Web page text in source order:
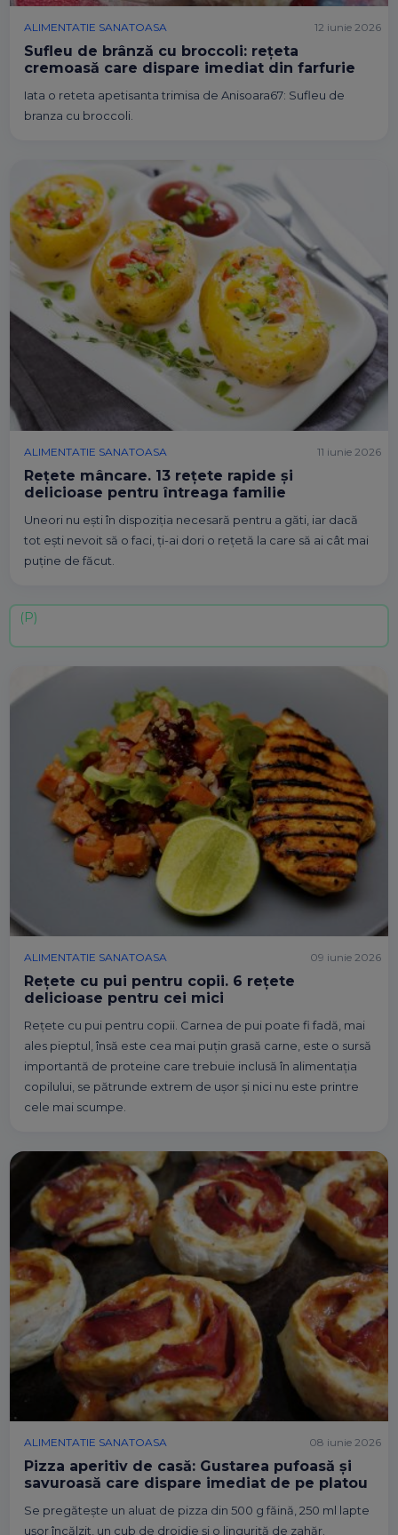
ALIMENTATIE SANATOASA
Sufleu de brânză cu broccoli: rețeta
cremoasă care dispare imediat din farfurie
Iata o reteta apetisanta trimisa de Anisoara67: Sufleu de
branza cu broccoli.
12 iunie 2026
ALIMENTATIE SANATOASA
Rețete mâncare. 13 rețete rapide și
delicioase pentru întreaga familie
Uneori nu ești în dispoziția necesară pentru a găti, iar dacă
tot ești nevoit să o faci, ți-ai dori o rețetă la care să ai cât mai
puține de făcut.
11 iunie 2026
ALIMENTATIE SANATOASA
Rețete cu pui pentru copii. 6 rețete
delicioase pentru cei mici
Rețete cu pui pentru copii. Carnea de pui poate fi fadă, mai
ales pieptul, însă este cea mai puțin grasă carne, este o sursă
importantă de proteine care trebuie inclusă în alimentația
copilului, se pătrunde extrem de ușor și nici nu este printre
cele mai scumpe.
09 iunie 2026
ALIMENTATIE SANATOASA
Pizza aperitiv de casă: Gustarea pufoasă și
savuroasă care dispare imediat de pe platou
Se pregătește un aluat de pizza din 500 g făină, 250 ml lapte
ușor încălzit, un cub de drojdie și o linguriță de zahăr.
08 iunie 2026